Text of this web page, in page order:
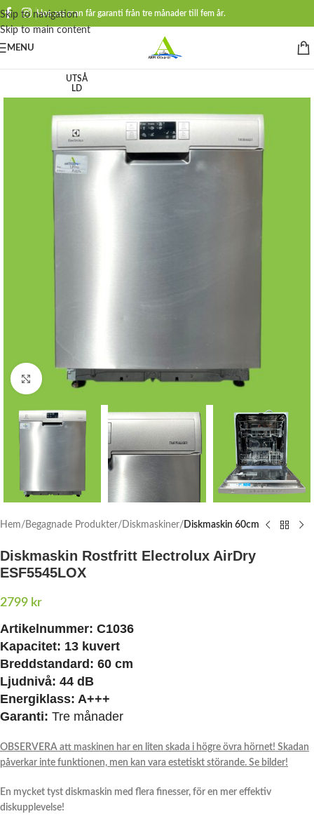
Skip to navigation
Skip to main content
Hos oss man får garanti från tre månader till fem år.
MENU
UTSÅ
LD
Click to enlarge
Hem Begagnade Produkter Diskmaskiner Diskmaskin 60cm
Diskmaskin Rostfritt Electrolux AirDry
ESF5545LOX
2799 kr
Artikelnummer: C1036
Kapacitet: 13 kuvert
Breddstandard: 60 cm
Ljudnivå: 44 dB
Energiklass: A+++
Garanti: Tre månader
OBSERVERA att maskinen har en liten skada i högre övra hörnet! Skadan
påverkar inte funktionen, men kan vara estetiskt störande. Se bilder!
En mycket tyst diskmaskin med flera finesser, för en mer effektiv
diskupplevelse!